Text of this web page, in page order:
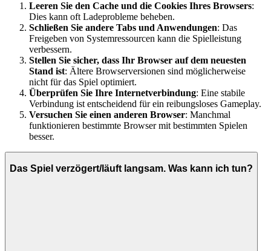
Leeren Sie den Cache und die Cookies Ihres Browsers:
Dies kann oft Ladeprobleme beheben.
Schließen Sie andere Tabs und Anwendungen: Das
Freigeben von Systemressourcen kann die Spielleistung
verbessern.
Stellen Sie sicher, dass Ihr Browser auf dem neuesten
Stand ist: Ältere Browserversionen sind möglicherweise
nicht für das Spiel optimiert.
Überprüfen Sie Ihre Internetverbindung: Eine stabile
Verbindung ist entscheidend für ein reibungsloses Gameplay.
Versuchen Sie einen anderen Browser: Manchmal
funktionieren bestimmte Browser mit bestimmten Spielen
besser.
Das Spiel verzögert/läuft langsam. Was kann ich tun?